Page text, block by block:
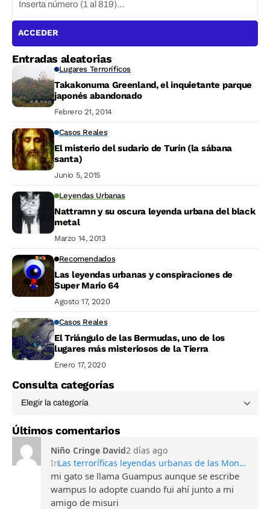
ACCEDER
Entradas aleatorias
Lugares Terroríficos
Takakonuma Greenland, el inquietante parque
japonés abandonado
Febrero 21, 2014
Casos Reales
El misterio del sudario de Turín (la sábana
santa)
Junio 5, 2015
Leyendas Urbanas
Nattramn y su oscura leyenda urbana del black
metal
Marzo 14, 2013
Recomendados
Las leyendas urbanas y conspiraciones de
Super Mario 64
Agosto 17, 2020
Casos Reales
El Triángulo de las Bermudas, uno de los
lugares más misteriosos de la Tierra
Enero 17, 2020
Consulta categorías
Últimos comentarios
Niño Cringe David2 días ago
In
Las terroríficas leyendas urbanas de las Montañas Apalaches
mi gato se llama Guampus aunque se escribe
wampus lo adopte cuando fui ahí junto a mi
amigo de misuri